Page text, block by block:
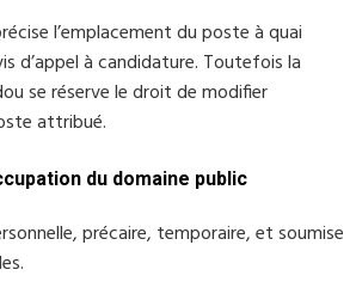
l’emplacement du poste à quai
d’appel à candidature. Toutefois la
se réserve le droit de modifier
attribué.
du domaine public
précaire, temporaire, et soumise